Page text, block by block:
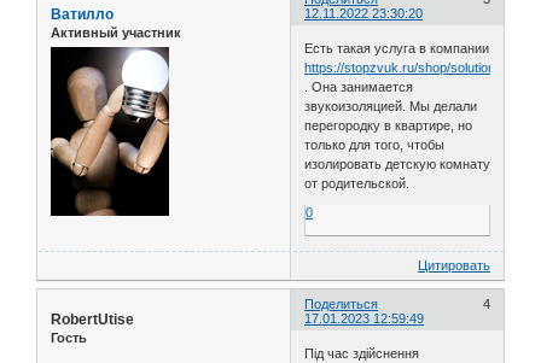
12.11.2022 23:30:20
Ватилло
Активный участник
Есть такая услуга в компании
https://stopzvuk.ru/shop/solutions/
. Она занимается
звукоизоляцией. Мы делали
перегородку в квартире, но
только для того, чтобы
изолировать детскую комнату
от родительской.
0
Цитировать
Поделиться
4
17.01.2023 12:59:49
RobertUtise
Гость
Під час здійснення